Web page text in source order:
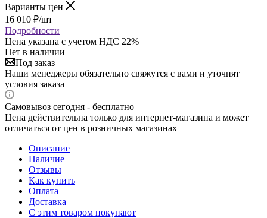
Варианты цен
16 010 ₽/шт
Подробности
Цена указана с учетом НДС 22%
Нет в наличии
Под заказ
Наши менеджеры обязательно свяжутся с вами и уточнят
условия заказа
Самовывоз сегодня - бесплатно
Цена действительна только для интернет-магазина и может
отличаться от цен в розничных магазинах
Описание
Наличие
Отзывы
Как купить
Оплата
Доставка
С этим товаром покупают